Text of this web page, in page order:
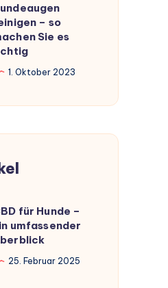
– so
Sie es
1. Oktober 2023
für Hunde –
umfassender
25. Februar 2025